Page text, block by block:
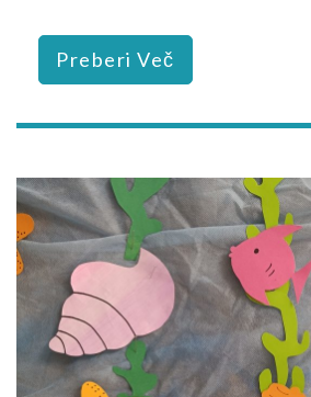
Preberi Več